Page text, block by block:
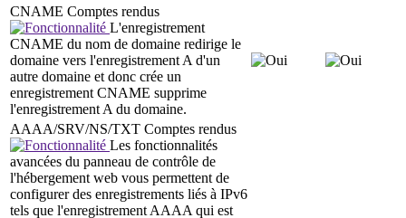
CNAME Comptes rendus
L'enregistrement
CNAME du nom de domaine redirige le
domaine vers l'enregistrement A d'un
autre domaine et donc crée un
enregistrement CNAME supprime
l'enregistrement A du domaine.
AAAA/SRV/NS/TXT Comptes rendus
Les fonctionnalités
avancées du panneau de contrôle de
l'hébergement web vous permettent de
configurer des enregistrements liés à IPv6
tels que l'enregistrement AAAA qui est